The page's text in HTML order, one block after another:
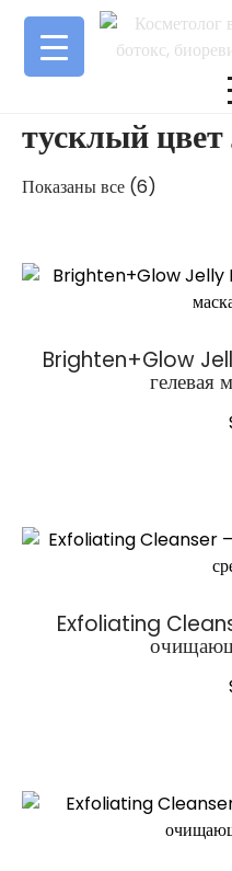
Перейти
содержимому
тусклый
Показаны все (6)
Brighten+Glow
гелевая
Exfoliating